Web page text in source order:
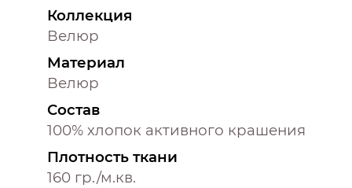
Коллекция
Велюр
Материал
Велюр
Состав
100% хлопок активного крашения
Плотность ткани
160 гр./м.кв.